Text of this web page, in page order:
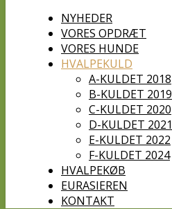
NYHEDER
VORES OPDRÆT
VORES HUNDE
HVALPEKULD
A-KULDET 2018
B-KULDET 2019
C-KULDET 2020
D-KULDET 2021
E-KULDET 2022
F-KULDET 2024
HVALPEKØB
EURASIEREN
KONTAKT